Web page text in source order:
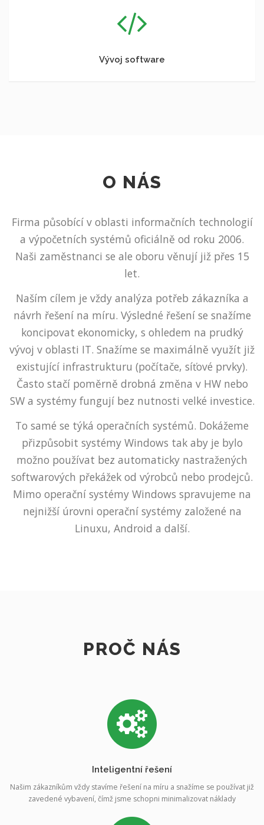
Vývoj software
O NÁS
Firma působící v oblasti informačních technologií
a výpočetních systémů oficiálně od roku 2006.
Naši zaměstnanci se ale oboru věnují již přes 15
let.
Naším cílem je vždy analýza potřeb zákazníka a
návrh řešení na míru. Výsledné řešení se snažíme
koncipovat ekonomicky, s ohledem na prudký
vývoj v oblasti IT. Snažíme se maximálně využít již
existující infrastrukturu (počítače, síťové prvky).
Často stačí poměrně drobná změna v HW nebo
SW a systémy fungují bez nutnosti velké investice.
To samé se týká operačních systémů. Dokážeme
přizpůsobit systémy Windows tak aby je bylo
možno používat bez automaticky nastražených
softwarových překážek od výrobců nebo prodejců.
Mimo operační systémy Windows spravujeme na
nejnižší úrovni operační systémy založené na
Linuxu, Android a další.
PROČ NÁS
Inteligentní řešení
Našim zákazníkům vždy stavíme řešení na míru a snažíme se používat již
zavedené vybavení, čímž jsme schopni minimalizovat náklady